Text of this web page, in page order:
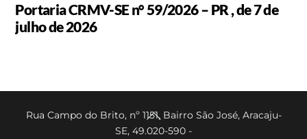
Portaria CRMV-SE n° 59/2026 – PR , de 7 de
julho de 2026
Back
To
Rua Campo do Brito, nº 1151, Bairro São José, Aracaju-
SE, 49.020-590 -